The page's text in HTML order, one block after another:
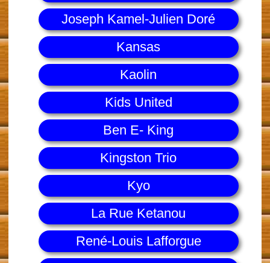
Joseph Kamel-Julien Doré
Kansas
Kaolin
Kids United
Ben E- King
Kingston Trio
Kyo
La Rue Ketanou
René-Louis Lafforgue